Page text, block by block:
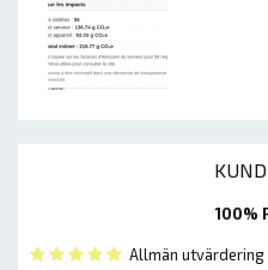
100%
Allmän utvärdering